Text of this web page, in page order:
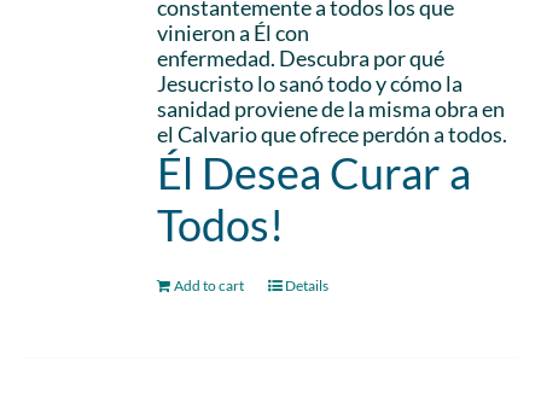
constantemente a todos los que
vinieron a Él con
enfermedad. Descubra por qué
Jesucristo lo sanó todo y cómo la
sanidad proviene de la misma obra en
el Calvario que ofrece perdón a todos.
Él Desea Curar a
Todos!
Add to cart Details